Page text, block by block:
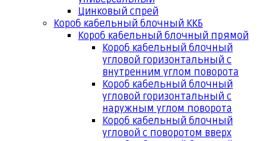
Цинковый спрей
Короб кабельный блочный ККБ
Короб кабельный блочный прямой
Короб кабельный блочный
угловой горизонтальный с
внутренним углом поворота
Короб кабельный блочный
угловой горизонтальный с
наружным углом поворота
Короб кабельный блочный
угловой с поворотом вверх